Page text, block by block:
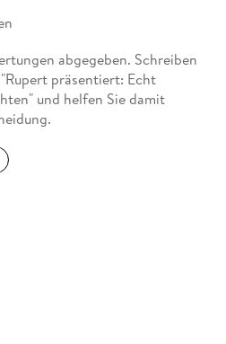
abgegeben. Schreiben
präsentiert: Echt
und helfen Sie damit